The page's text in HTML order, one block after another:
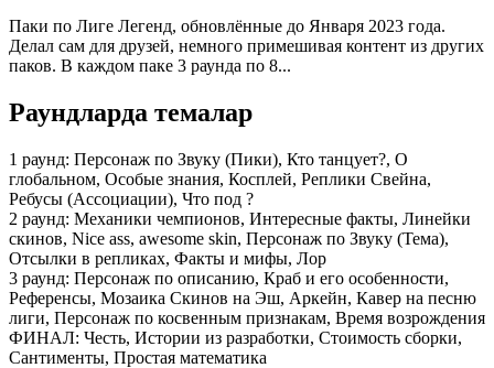
Паки по Лиге Легенд, обновлённые до Января 2023 года.
Делал сам для друзей, немного примешивая контент из других
паков. В каждом паке 3 раунда по 8...
Раундларда темалар
1 раунд: Персонаж по Звуку (Пики), Кто танцует?, О
глобальном, Особые знания, Косплей, Реплики Свейна,
Ребусы (Ассоциации), Что под ?
2 раунд: Механики чемпионов, Интересные факты, Линейки
скинов, Nice ass, awesome skin, Персонаж по Звуку (Тема),
Отсылки в репликах, Факты и мифы, Лор
3 раунд: Персонаж по описанию, Краб и его особенности,
Референсы, Мозаика Скинов на Эш, Аркейн, Кавер на песню
лиги, Персонаж по косвенным признакам, Время возрождения
ФИНАЛ: Честь, Истории из разработки, Стоимость сборки,
Сантименты, Простая математика